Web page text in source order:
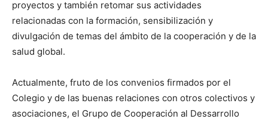
proyectos y también retomar sus actividades
relacionadas con la formación, sensibilización y
divulgación de temas del ámbito de la cooperación y de la
salud global.
Actualmente, fruto de los convenios firmados por el
Colegio y de las buenas relaciones con otros colectivos y
asociaciones, el Grupo de Cooperación al Dessarrollo